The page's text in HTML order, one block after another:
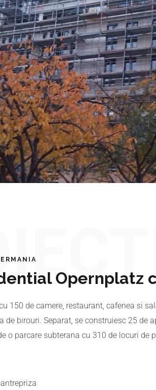
Opernplatz
150 de camere, restaurant, cafenea si
de birouri. Separat, se construiesc 25 de
o parcare subterana cu 310 de locuri de